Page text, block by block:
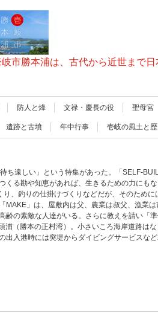
市勝本浦は、古代から近世まで
防人と烽 文禄・慶長の役 聖母宮
遺跡と古墳 年中行事 壱岐の風土と歴
遠しい」という特集があった。「SELF-
くる勘や知恵があれば、生きるための力にも
、釣りの仕掛けづくりなどだが、そのため
」は、屋敷内は父、農業は叔父、漁業
齢の素敵な人達がいる。さらに教えを請い「
（勝本の正村湾）。小さいころ海岸道路は
入港時には突堤からダイビングサービスな